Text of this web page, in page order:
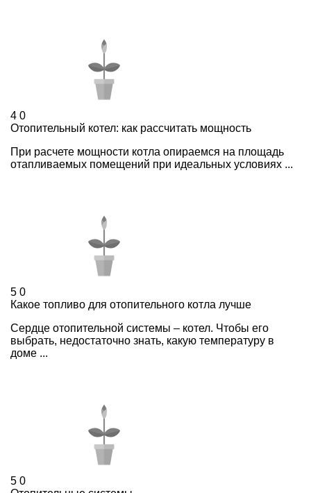
4 0
Отопительный котел: как рассчитать мощность
При расчете мощности котла опираемся на площадь
отапливаемых помещений при идеальных условиях ...
5 0
Какое топливо для отопительного котла лучше
Сердце отопительной системы – котел. Чтобы его
выбрать, недостаточно знать, какую температуру в
доме ...
5 0